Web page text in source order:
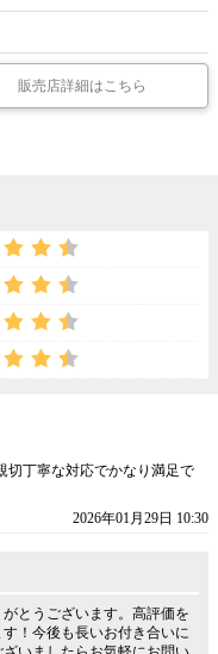
販売店詳細はこちら
切丁寧な対応でかなり満足で
2026年01月29日 10:30
とうございます。高評価を
！今後も長いお付き合いに